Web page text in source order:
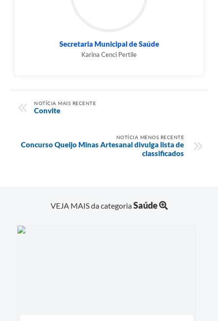
Secretaria Municipal de Saúde
Karina Cenci Pertile
NOTÍCIA MAIS RECENTE
Convite
NOTÍCIA MENOS RECENTE
Concurso Queijo Minas Artesanal divulga lista de
classificados
VEJA MAIS da categoriaSaúde